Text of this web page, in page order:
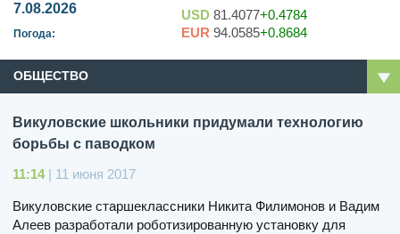
7.08.2026
Погода:
USD 81.4077+0.4784
EUR 94.0585+0.8684
ОБЩЕСТВО
Викуловские школьники придумали технологию
борьбы с паводком
11:14| 11 июня 2017
Викуловские старшеклассники Никита Филимонов и Вадим
Алеев разработали роботизированную установку для